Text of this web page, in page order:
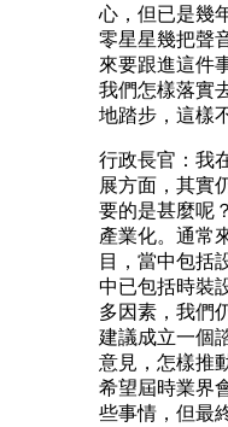
心，但已是幾
零星星幾把聲
來要跟進這件
我們怎樣落實
地踏步，這樣
行政長官：我
展方面，其實
要的是甚麼呢
產業化。通常
目，當中包括
中已包括時裝
多因素，我們
建議成立一個
意見，怎樣推
希望屆時業界
些事情，但最